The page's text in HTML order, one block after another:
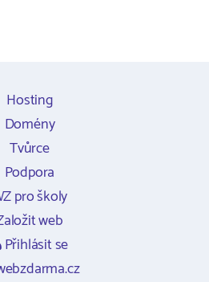
Hosting
Domény
Tvůrce
Podpora
pro školy
web
Přihlásit se